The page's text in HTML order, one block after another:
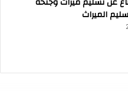
الميراث